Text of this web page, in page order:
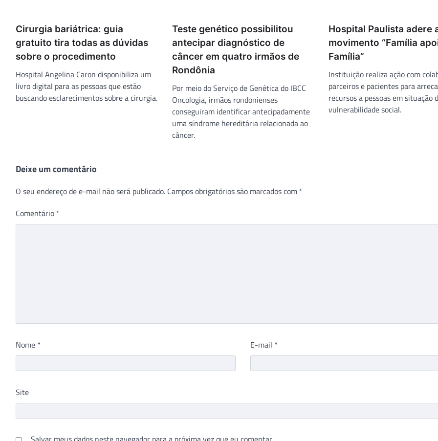
Cirurgia bariátrica: guia
gratuito tira todas as dúvidas
sobre o procedimento
Hospital Angelina Caron disponibiliza um
livro digital para as pessoas que estão
buscando esclarecimentos sobre a cirurgia.
Teste genético possibilitou
antecipar diagnóstico de
câncer em quatro irmãos de
Rondônia
Por meio do Serviço de Genética do IBCC
Oncologia, irmãos rondonienses
conseguiram identificar antecipadamente
uma síndrome hereditária relacionada ao
câncer.
Hospital Paulista adere
movimento “Família
Família”
Instituição realiza ação com
parceiros e pacientes para
recursos a pessoas em situação
vulnerabilidade social.
Deixe um comentário
O seu endereço de e-mail não será publicado. Campos obrigatórios são marcados com *
Comentário *
Nome * E-mail *
Site